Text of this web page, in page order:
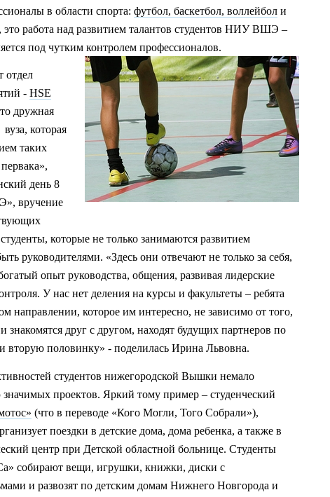
в области спорта: футбол, баскетбол, воллейболи
это работа над развитием талантов студентов НИУ ВШЭ –
под чутким контролем профессионалов.
отдел
- HSE
дружная
которая
таких
день 8
вручение
которые не только занимаются развитием
руководителями. «Здесь они отвечают не только за себя,
опыт руководства, общения, развивая лидерские
У нас нет деления на курсы и факультеты – ребята
направлении, которое им интересно, не зависимо от того,
знакомятся друг с другом, находят будущих партнеров по
вторую половинку» - поделилась Ирина Львовна.
студентов нижегородской Вышки немало
значимых проектов. Яркий тому пример – студенческий
(что в переводе «Кого Могли, Того Собрали»),
поездки в детские дома, дома ребенка, а также в
центр при Детской областной больнице. Студенты
собирают вещи, игрушки, книжки, диски с
и развозят по детским домам Нижнего Новгорода и